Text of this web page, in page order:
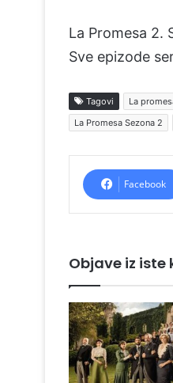
La Promesa 2.
Sve epizode
Tagovi La
La Promesa Sezona 2
Facebook
Objave iz